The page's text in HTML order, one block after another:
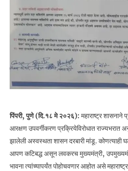
पिंपरी, पुणे (दि.१८ मे २०२६): महाराष्ट्र
आरक्षण उपवर्गीकरण प्रक्रियेविरोधात राज्यभरात
झालेली अस्वस्थता शासन दरबारी मांडू. कोणत्याही
आपण कटिबद्ध असून लवकरच मुख्यमंत्री,
भावना त्यांच्यापर्यंत पोहोचवणार आहोत असे